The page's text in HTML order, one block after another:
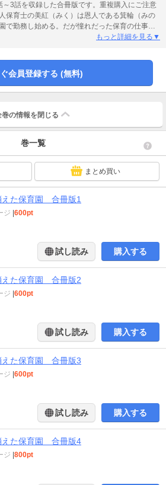
～3話を収録した合冊版です。重複購入にご注意
保育士の美紅（みく）は恩人である箕輪（みの
で勤務し始める。だが憧れだった保育の仕事は
任は重い』という過酷なもので…。さらにこの
ール、「この『聖なる水』しかうちの子には飲
天使のようにかわいい園児たちに振り回されっ
て、徐々に明らかになる園児失踪の真相…“犯
？ 現代の保育園のリアルを生々しく描きつつ感
もっと詳細を見る▼
会員登録する (無料)
巻の情報を 閉じる
巻一覧
まとめ買い
えた保育園 合冊版1
ジ 600pt
試し読み 購入する
えた保育園 合冊版2
ジ 600pt
試し読み 購入する
えた保育園 合冊版3
ジ 600pt
試し読み 購入する
えた保育園 合冊版4
ジ 800pt